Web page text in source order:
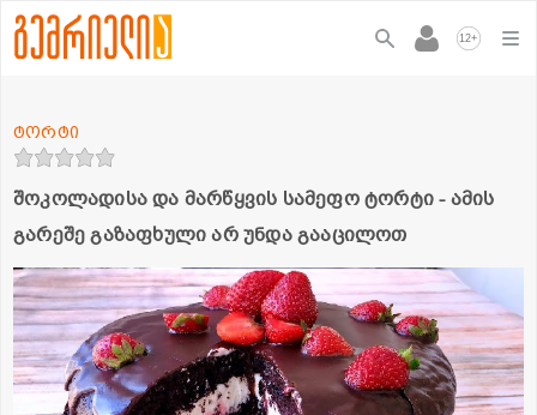
12+
შოკოლადისა და მარწყვის სამეფო ტორტი - ამის
გარეშე გაზაფხული არ უნდა გააცილოთ
ტორტი